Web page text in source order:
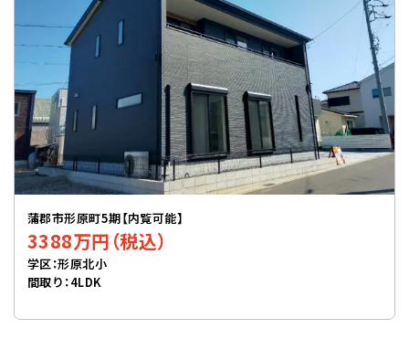
蒲郡市形原町5期【内覧可能】
3388万円（税込）
学区：形原北小
間取り：4LDK